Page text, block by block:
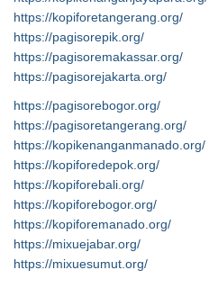
https://kopiforetangerang.org/
https://pagisorepik.org/
https://pagisoremakassar.org/
https://pagisorejakarta.org/
https://pagisorebogor.org/
https://pagisoretangerang.org/
https://kopikenanganmanado.org/
https://kopiforedepok.org/
https://kopiforebali.org/
https://kopiforebogor.org/
https://kopiforemanado.org/
https://mixuejabar.org/
https://mixuesumut.org/